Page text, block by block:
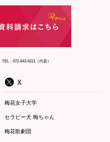
：072-643-6221（代表）
梅花女子大学
セラピー犬 梅ちゃん
梅花歌劇団